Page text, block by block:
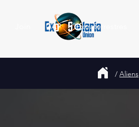
UAP Extraterrestres
/ Aliens